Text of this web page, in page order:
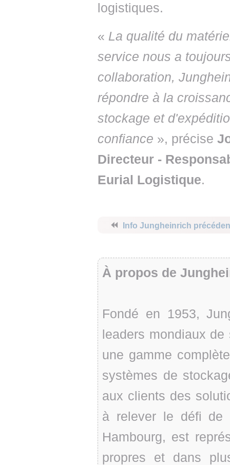
logistiques.
« La qualité du
service nous a
collaboration,
répondre à la
stockage et
confiance », précise
Directeur -
Eurial Logistique.
⏪ Info Jungheinrich
À propos de
Fondé en 1953,
leaders mondiaux de
une gamme
systèmes de
aux clients des
à relever le défi de
Hambourg, est
propres et dans